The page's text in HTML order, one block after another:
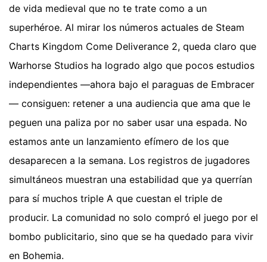
de vida medieval que no te trate como a un
superhéroe. Al mirar los números actuales de Steam
Charts Kingdom Come Deliverance 2, queda claro que
Warhorse Studios ha logrado algo que pocos estudios
independientes —ahora bajo el paraguas de Embracer
— consiguen: retener a una audiencia que ama que le
peguen una paliza por no saber usar una espada. No
estamos ante un lanzamiento efímero de los que
desaparecen a la semana. Los registros de jugadores
simultáneos muestran una estabilidad que ya querrían
para sí muchos triple A que cuestan el triple de
producir. La comunidad no solo compró el juego por el
bombo publicitario, sino que se ha quedado para vivir
en Bohemia.